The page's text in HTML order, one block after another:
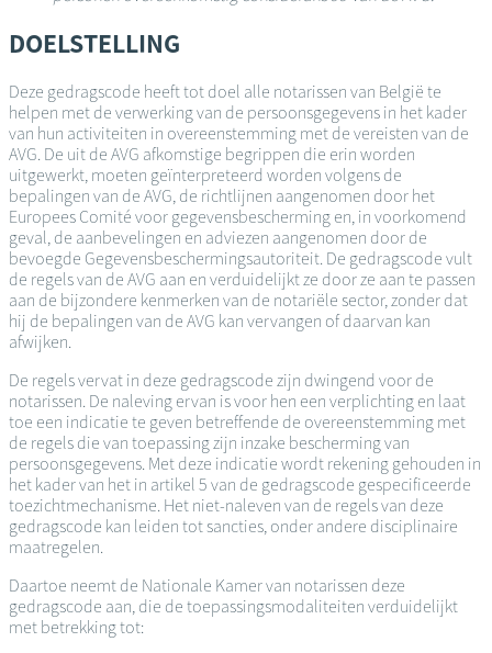
DOELSTELLING
Deze gedragscode heeft tot doel alle notarissen van België te
helpen met de verwerking van de persoonsgegevens in het kader
van hun activiteiten in overeenstemming met de vereisten van de
AVG. De uit de AVG afkomstige begrippen die erin worden
uitgewerkt, moeten geïnterpreteerd worden volgens de
bepalingen van de AVG, de richtlijnen aangenomen door het
Europees Comité voor gegevensbescherming en, in voorkomend
geval, de aanbevelingen en adviezen aangenomen door de
bevoegde Gegevensbeschermingsautoriteit. De gedragscode vult
de regels van de AVG aan en verduidelijkt ze door ze aan te passen
aan de bijzondere kenmerken van de notariële sector, zonder dat
hij de bepalingen van de AVG kan vervangen of daarvan kan
afwijken.
De regels vervat in deze gedragscode zijn dwingend voor de
notarissen. De naleving ervan is voor hen een verplichting en laat
toe een indicatie te geven betreffende de overeenstemming met
de regels die van toepassing zijn inzake bescherming van
persoonsgegevens. Met deze indicatie wordt rekening gehouden in
het kader van het in artikel 5 van de gedragscode gespecificeerde
toezichtmechanisme. Het niet-naleven van de regels van deze
gedragscode kan leiden tot sancties, onder andere disciplinaire
maatregelen.
Daartoe neemt de Nationale Kamer van notarissen deze
gedragscode aan, die de toepassingsmodaliteiten verduidelijkt
met betrekking tot: